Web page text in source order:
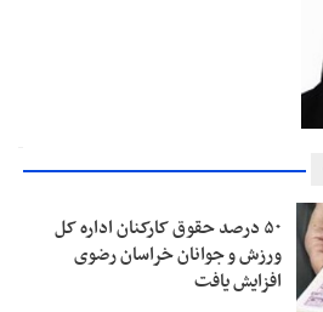
۵۰ درصد حقوق کارکنان اداره کل
ورزش و جوانان خراسان رضوی
افزایش یافت